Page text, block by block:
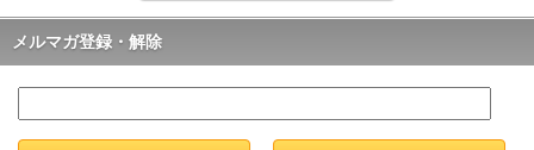
メルマガ登録・解除